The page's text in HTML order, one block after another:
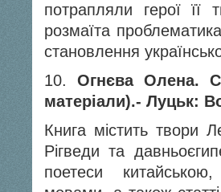
потрапляли герої її
розмаїта
становлення
10. Огнєва Олена.
матеріали).- Луцьк:
Книга містить твори
Рігведи та
поетеси